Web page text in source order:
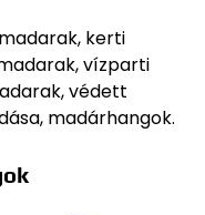
kerti
vízparti
védett
madárhangok.